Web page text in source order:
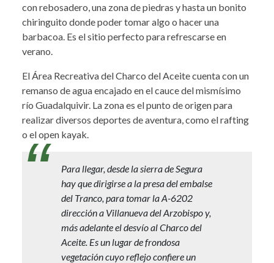
con rebosadero, una zona de piedras y hasta un bonito
chiringuito donde poder tomar algo o hacer una
barbacoa. Es el sitio perfecto para refrescarse en
verano.
El Área Recreativa del Charco del Aceite cuenta con un
remanso de agua encajado en el cauce del mismísimo
río Guadalquivir. La zona es el punto de origen para
realizar diversos deportes de aventura, como el rafting
o el open kayak.
Para llegar, desde la sierra de Segura
hay que dirigirse a la presa del embalse
del Tranco, para tomar la A-6202
dirección a Villanueva del Arzobispo y,
más adelante el desvío al Charco del
Aceite. Es un lugar de frondosa
vegetación cuyo reflejo confiere un